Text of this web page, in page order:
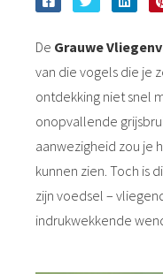
De Grauwe
van die vogels die je
ontdekking niet snel
onopvallende
aanwezigheid zou je
kunnen zien. Toch is
zijn voedsel –
indrukwekkende